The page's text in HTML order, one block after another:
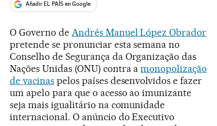
Añadir EL PAÍS en Google
O Governo de Andrés Manuel López Obrador
pretende se pronunciar esta semana no
Conselho de Segurança da Organização das
Nações Unidas (ONU) contra amonopolização
de vacinaspelos países desenvolvidos e fazer
um apelo para que o acesso ao imunizante
seja mais igualitário na comunidade
internacional. O anúncio do Executivo